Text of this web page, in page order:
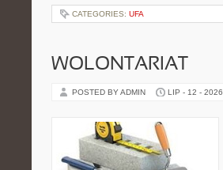
CATEGORIES: UFA
WOLONTARIAT
POSTED BY ADMIN LIP - 12 - 2026